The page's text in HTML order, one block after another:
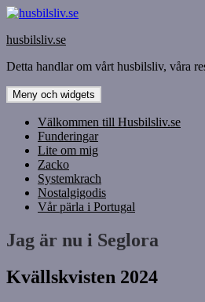
Hoppa
innehåll
husbilsliv.se
Detta handlar om vårt husbilsliv, våra
Meny och widgets
Välkommen till Husbilsliv.se
Funderingar
Lite om mig
Zacko
Systemkrach
Nostalgigodis
Vår pärla i Portugal
Jag är nu i Seglora
Kvällskvisten 2024